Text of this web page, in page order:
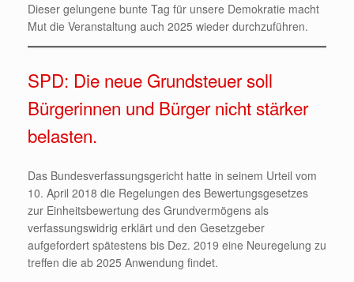
Dieser gelungene bunte Tag für unsere Demokratie macht
Mut die Veranstaltung auch 2025 wieder durchzuführen.
SPD: Die neue Grundsteuer soll
Bürgerinnen und Bürger nicht stärker
belasten.
Das Bundesverfassungsgericht hatte in seinem Urteil vom
10. April 2018 die Regelungen des Bewertungsgesetzes
zur Einheitsbewertung des Grundvermögens als
verfassungswidrig erklärt und den Gesetzgeber
aufgefordert spätestens bis Dez. 2019 eine Neuregelung zu
treffen die ab 2025 Anwendung findet.